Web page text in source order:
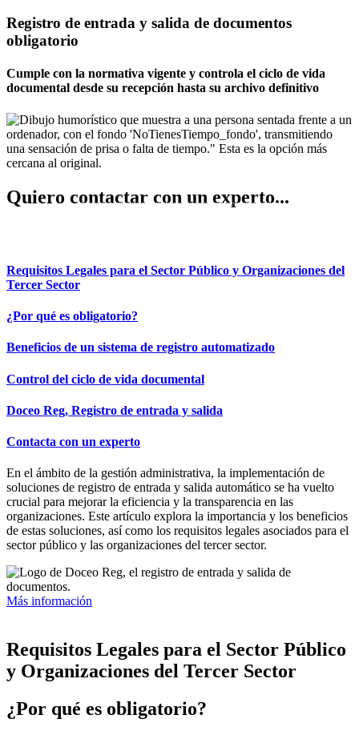
Registro de entrada y salida de documentos
obligatorio
Cumple con la normativa vigente y controla el ciclo de vida
documental desde su recepción hasta su archivo definitivo
Quiero contactar con un experto...
Requisitos Legales para el Sector Público y Organizaciones del
Tercer Sector
¿Por qué es obligatorio?
Beneficios de un sistema de registro automatizado
Control del ciclo de vida documental
Doceo Reg, Registro de entrada y salida
Contacta con un experto
En el ámbito de la gestión administrativa, la implementación de
soluciones de registro de entrada y salida automático se ha vuelto
crucial para mejorar la eficiencia y la transparencia en las
organizaciones. Este artículo explora la importancia y los beneficios
de estas soluciones, así como los requisitos legales asociados para el
sector público y las organizaciones del tercer sector.
Más información
Requisitos Legales para el Sector Público
y Organizaciones del Tercer Sector
¿Por qué es obligatorio?